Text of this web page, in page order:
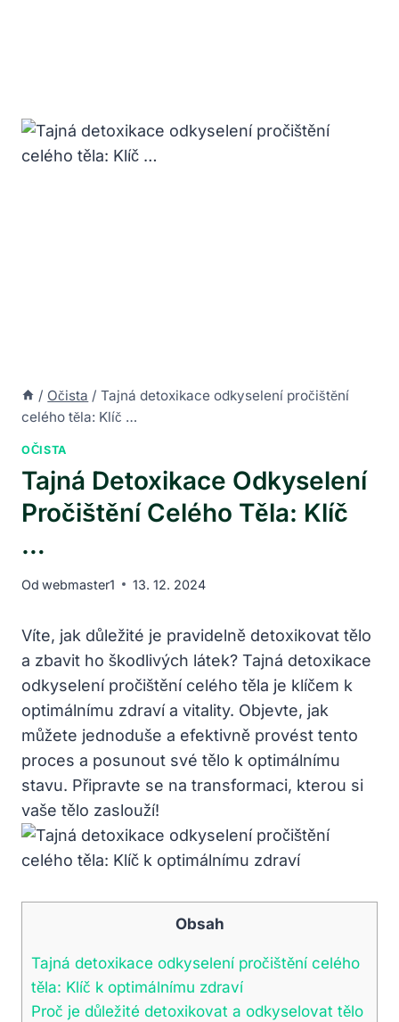
/ Očista / Tajná detoxikace odkyselení pročištění
celého těla: Klíč …
OČISTA
Tajná Detoxikace Odkyselení
Pročištění Celého Těla: Klíč
…
Od webmaster1 13. 12. 2024
Víte, jak důležité je pravidelně detoxikovat tělo
a zbavit ho škodlivých látek? Tajná detoxikace
odkyselení pročištění celého těla je klíčem k
optimálnímu zdraví a vitality. Objevte, jak
můžete jednoduše a efektivně provést tento
proces a posunout své tělo k optimálnímu
stavu. Připravte se na transformaci, kterou si
vaše tělo zaslouží!
Obsah
Tajná detoxikace odkyselení pročištění celého
těla: Klíč k optimálnímu zdraví
Proč je důležité detoxikovat a odkyselovat tělo